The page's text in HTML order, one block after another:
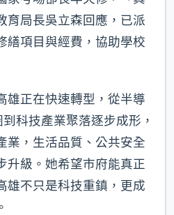
育局長吳立森回應，已派
繕項目與經費，協助學校
雄正在快速轉型，從半導
科技產業聚落逐步成形，
業，生活品質、公共安全
升級。她希望市府能真正
雄不只是科技重鎮，更成